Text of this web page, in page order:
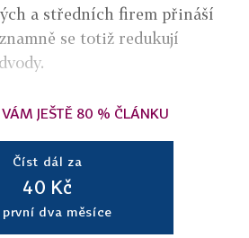
a středních firem přináší
se totiž redukují
JEŠTĚ 80 % ČLÁNKU
Číst dál za
40 Kč
první dva měsíce